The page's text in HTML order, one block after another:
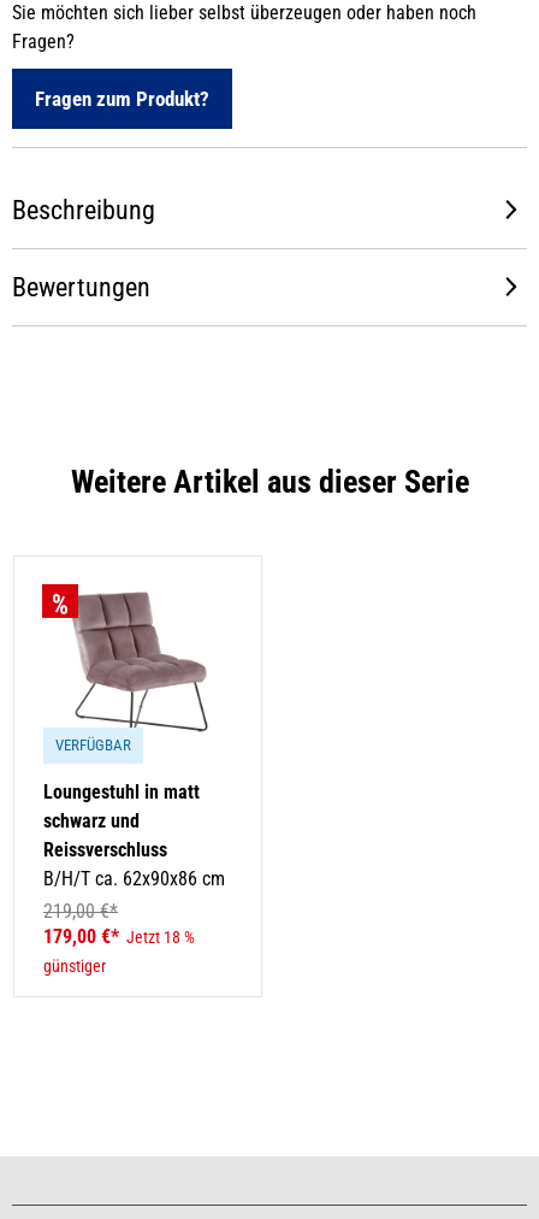
Sie möchten sich lieber selbst überzeugen oder haben noch
Fragen?
Fragen zum Produkt?
Beschreibung
Bewertungen
Weitere Artikel aus dieser Serie
VERFÜGBAR
Loungestuhl in matt
schwarz und
Reissverschluss
B/H/T ca. 62x90x86 cm
219,00 €*
179,00 €* Jetzt 18 %
günstiger